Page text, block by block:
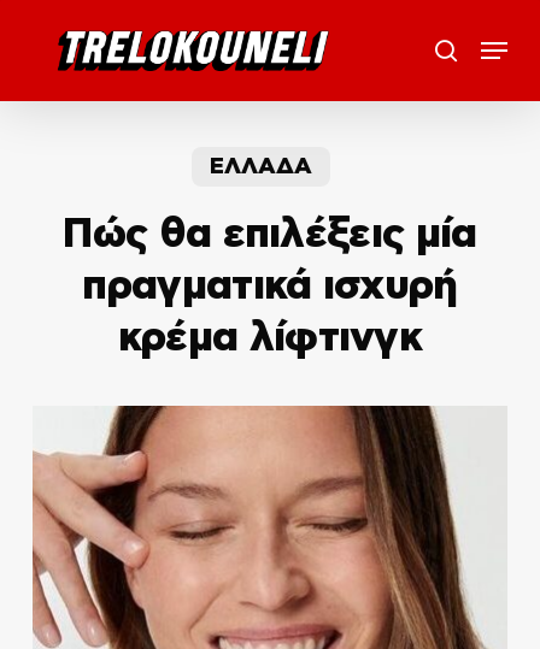
search
Menu
ΕΛΛΑΔΑ
Πώς θα επιλέξεις μία
πραγματικά ισχυρή
κρέμα λίφτινγκ